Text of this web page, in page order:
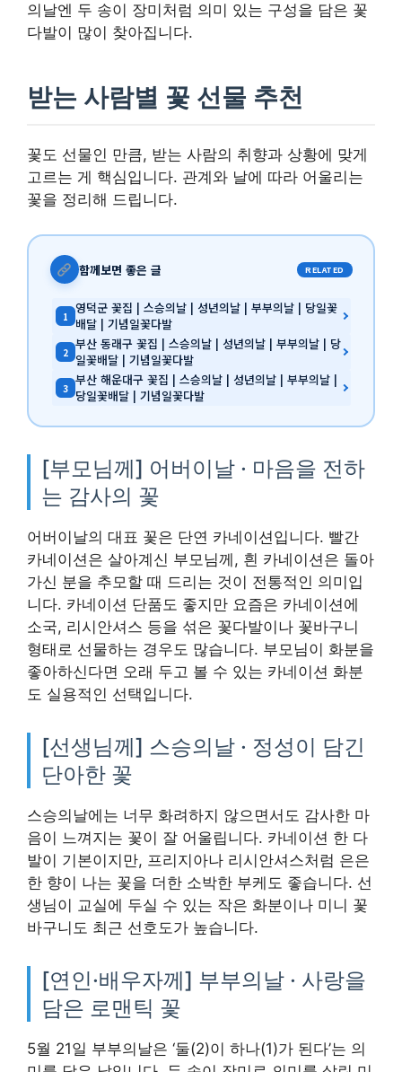
의날엔 두 송이 장미처럼 의미 있는 구성을 담은 꽃
다발이 많이 찾아집니다.
받는 사람별 꽃 선물 추천
꽃도 선물인 만큼, 받는 사람의 취향과 상황에 맞게
고르는 게 핵심입니다. 관계와 날에 따라 어울리는
꽃을 정리해 드립니다.
함께보면 좋은 글 RELATED
1 영덕군 꽃집 | 스승의날 | 성년의날 | 부부의날 | 당일꽃
배달 | 기념일꽃다발
2 부산 동래구 꽃집 | 스승의날 | 성년의날 | 부부의날 | 당
일꽃배달 | 기념일꽃다발
3 부산 해운대구 꽃집 | 스승의날 | 성년의날 | 부부의날 |
당일꽃배달 | 기념일꽃다발
[부모님께] 어버이날 · 마음을 전하
는 감사의 꽃
어버이날의 대표 꽃은 단연 카네이션입니다. 빨간
카네이션은 살아계신 부모님께, 흰 카네이션은 돌아
가신 분을 추모할 때 드리는 것이 전통적인 의미입
니다. 카네이션 단품도 좋지만 요즘은 카네이션에
소국, 리시안셔스 등을 섞은 꽃다발이나 꽃바구니
형태로 선물하는 경우도 많습니다. 부모님이 화분을
좋아하신다면 오래 두고 볼 수 있는 카네이션 화분
도 실용적인 선택입니다.
[선생님께] 스승의날 · 정성이 담긴
단아한 꽃
스승의날에는 너무 화려하지 않으면서도 감사한 마
음이 느껴지는 꽃이 잘 어울립니다. 카네이션 한 다
발이 기본이지만, 프리지아나 리시안셔스처럼 은은
한 향이 나는 꽃을 더한 소박한 부케도 좋습니다. 선
생님이 교실에 두실 수 있는 작은 화분이나 미니 꽃
바구니도 최근 선호도가 높습니다.
[연인·배우자께] 부부의날 · 사랑을
담은 로맨틱 꽃
5월 21일 부부의날은 ‘둘(2)이 하나(1)가 된다’는 의